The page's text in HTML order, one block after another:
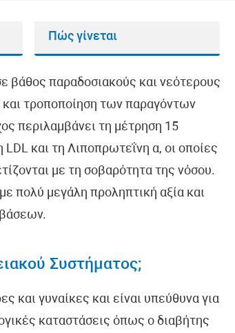
Πώς γίνεται
βάθος παραδοσιακούς και νεότερους
και τροποποίηση των παραγόντων
περιλαμβάνει τη μέτρηση 15
και τη Λιποπρωτεΐνη α, οι οποίες
με τη σοβαρότητα της νόσου.
πολύ μεγάλη προληπτική αξία και
Συστήματος;
και γυναίκες και είναι υπεύθυνα για
καταστάσεις όπως ο διαβήτης